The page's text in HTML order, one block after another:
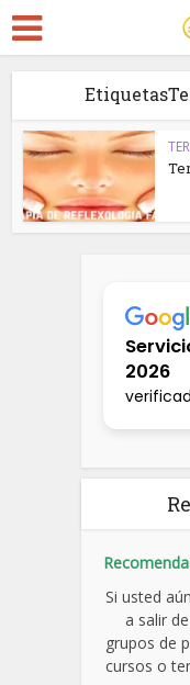
2026
Si usted
a salir
grupos de
cursos o